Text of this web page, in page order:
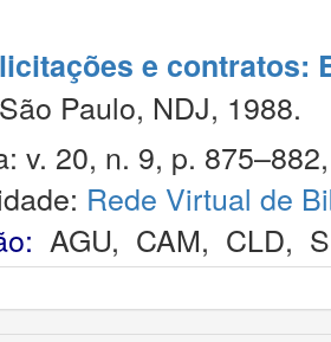
e contratos:
Paulo, NDJ, 1988.
v. 20, n. 9, p.
Rede Virtual de
AGU, CAM, CLD,